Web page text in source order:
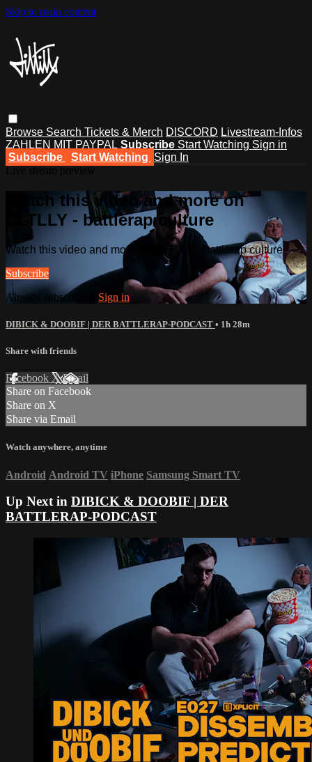
Skip to main content
Browse Search Tickets & Merch DISCORD Livestream-Infos
ZAHLEN MIT PAYPAL Subscribe Start Watching Sign in
Subscribe
Start Watching Sign In
Watch this video and more on
DLTLLY - battlerap culture
Watch this video and more on DLTLLY - battlerap culture
Subscribe
Already subscribed? Sign in
DIBICK & DOOBIF | DER BATTLERAP-PODCAST • 1h 28m
Share with friends
Facebook XEmail
Share on Facebook
Share on X
Share via Email
Watch anywhere, anytime
Android Android TV iPhone Samsung Smart TV
Up Next in DIBICK & DOOBIF | DER
BATTLERAP-PODCAST